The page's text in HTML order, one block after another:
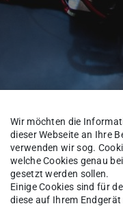
Über uns Alumni
Wir möchten die
dieser Webseite an Ihre
verwenden wir sog.
welche Cookies genau
gesetzt werden sollen.
Einige Cookies sind für
diese auf Ihrem